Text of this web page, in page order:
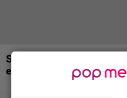
Sid Wilsonin käytös
erottamiseen, raportoi